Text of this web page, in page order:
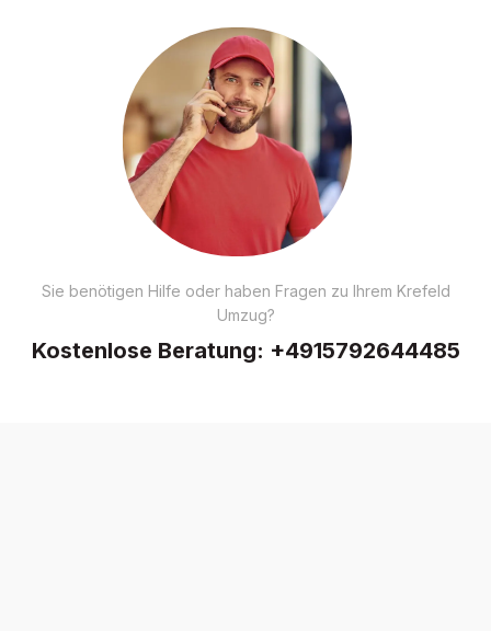
Sie benötigen Hilfe oder haben Fragen zu Ihrem Krefeld
Umzug?
Kostenlose Beratung: +4915792644485